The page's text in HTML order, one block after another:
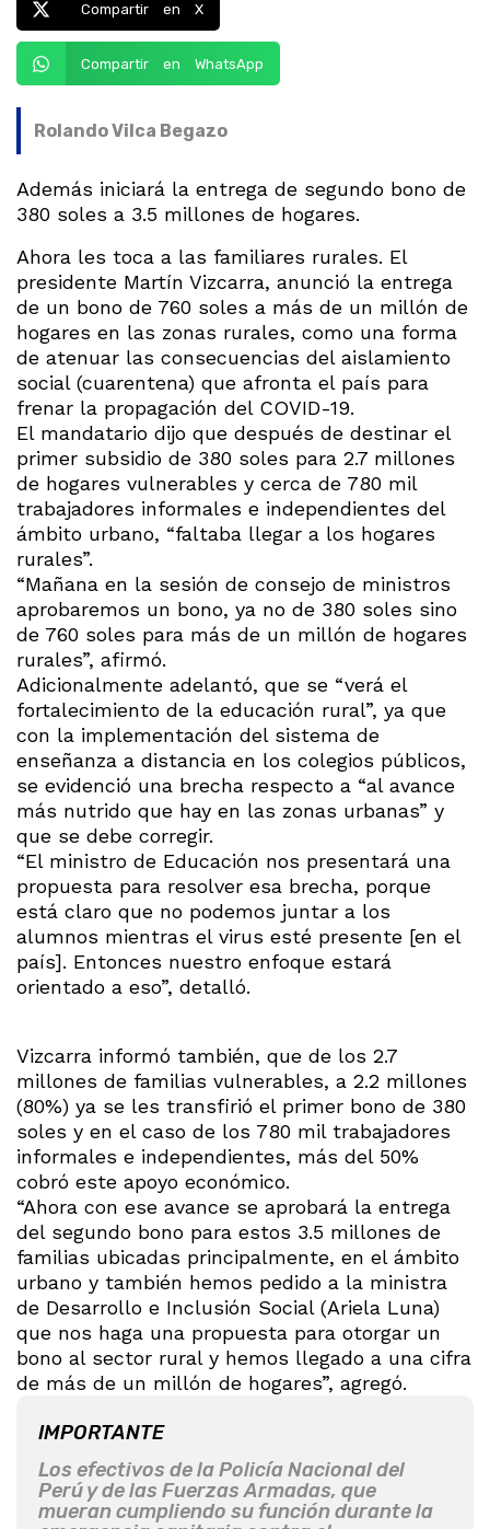
Compartir en X
Compartir en WhatsApp
Rolando Vilca Begazo
Además iniciará la entrega de segundo bono de
380 soles a 3.5 millones de hogares.
Ahora les toca a las familiares rurales. El
presidente Martín Vizcarra, anunció la entrega
de un bono de 760 soles a más de un millón de
hogares en las zonas rurales, como una forma
de atenuar las consecuencias del aislamiento
social (cuarentena) que afronta el país para
frenar la propagación del COVID-19.
El mandatario dijo que después de destinar el
primer subsidio de 380 soles para 2.7 millones
de hogares vulnerables y cerca de 780 mil
trabajadores informales e independientes del
ámbito urbano, “faltaba llegar a los hogares
rurales”.
“Mañana en la sesión de consejo de ministros
aprobaremos un bono, ya no de 380 soles sino
de 760 soles para más de un millón de hogares
rurales”, afirmó.
Adicionalmente adelantó, que se “verá el
fortalecimiento de la educación rural”, ya que
con la implementación del sistema de
enseñanza a distancia en los colegios públicos,
se evidenció una brecha respecto a “al avance
más nutrido que hay en las zonas urbanas” y
que se debe corregir.
“El ministro de Educación nos presentará una
propuesta para resolver esa brecha, porque
está claro que no podemos juntar a los
alumnos mientras el virus esté presente [en el
país]. Entonces nuestro enfoque estará
orientado a eso”, detalló.
Vizcarra informó también, que de los 2.7
millones de familias vulnerables, a 2.2 millones
(80%) ya se les transfirió el primer bono de 380
soles y en el caso de los 780 mil trabajadores
informales e independientes, más del 50%
cobró este apoyo económico.
“Ahora con ese avance se aprobará la entrega
del segundo bono para estos 3.5 millones de
familias ubicadas principalmente, en el ámbito
urbano y también hemos pedido a la ministra
de Desarrollo e Inclusión Social (Ariela Luna)
que nos haga una propuesta para otorgar un
bono al sector rural y hemos llegado a una cifra
de más de un millón de hogares”, agregó.
IMPORTANTE
Los efectivos de la Policía Nacional del
Perú y de las Fuerzas Armadas, que
mueran cumpliendo su función durante la